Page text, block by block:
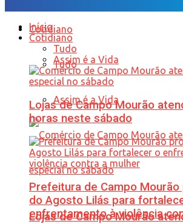
Cotidiano
Tudo
Assim é a Vida
Lojas de Campo Mourão
Início
Cotidiano
Tudo
Assim é a Vida
Lojas de Campo Mourão
horas neste sábado
Prefeitura de Campo
do Agosto Lilás para
enfrentamento à violência